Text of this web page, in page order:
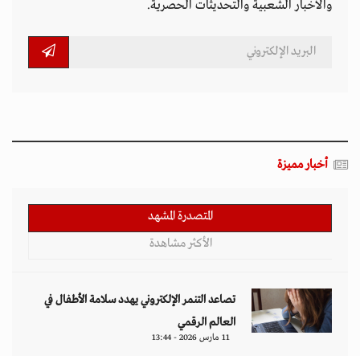
والأخبار الشعبية والتحديثات الحصرية.
أخبار مميزة
المتصدرة المشهد
الأكثر مشاهدة
تصاعد التنمر الإلكتروني يهدد سلامة الأطفال في
العالم الرقمي
11 مارس 2026 - 13:44